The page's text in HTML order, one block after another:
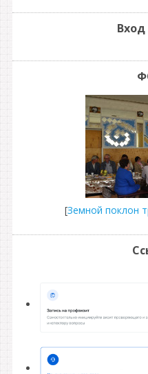
Вход
[Земной поклон